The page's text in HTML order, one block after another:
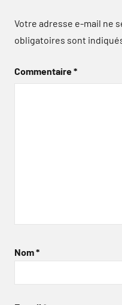
Votre adresse e-mail ne
obligatoires sont
Commentaire*
Nom*